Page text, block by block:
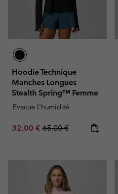
Hoodie Technique
Manches Longues
Stealth Spring™ Femme
Evacue l'humidité
Sale price:
32,00 € Regular price:
65,00 €